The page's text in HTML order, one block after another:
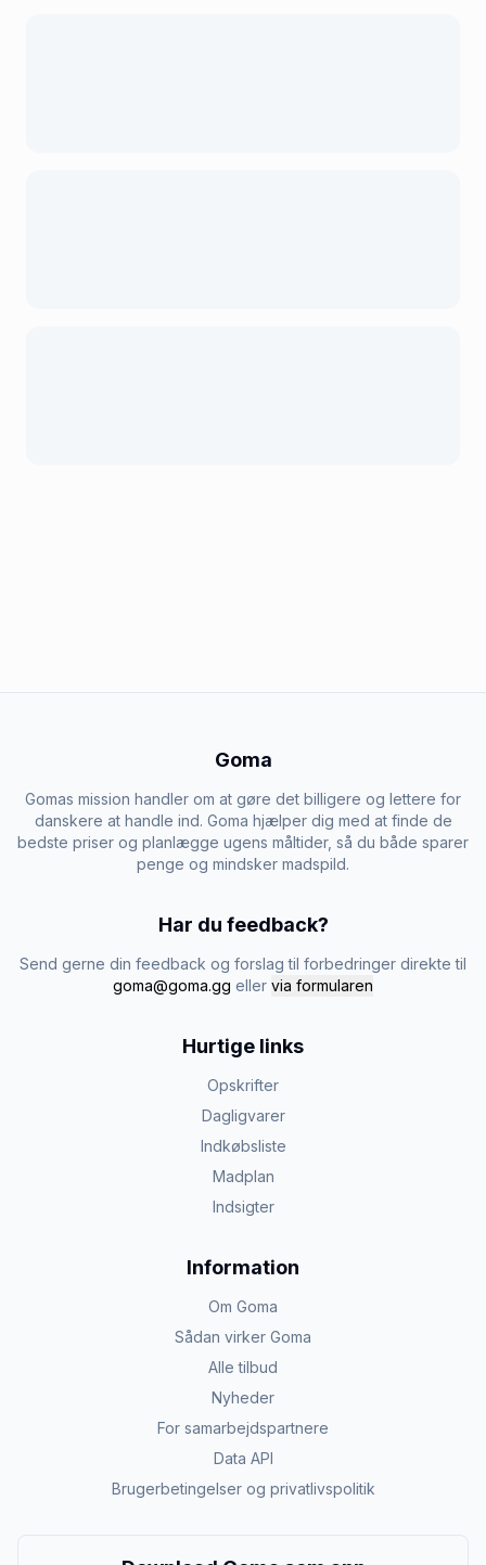
Goma
Gomas mission handler om at gøre det billigere og lettere for
danskere at handle ind. Goma hjælper dig med at finde de
bedste priser og planlægge ugens måltider, så du både sparer
penge og mindsker madspild.
Har du feedback?
Send gerne din feedback og forslag til forbedringer direkte til
goma@goma.gg eller via formularen
Hurtige links
Opskrifter
Dagligvarer
Indkøbsliste
Madplan
Indsigter
Information
Om Goma
Sådan virker Goma
Alle tilbud
Nyheder
For samarbejdspartnere
Data API
Brugerbetingelser og privatlivspolitik